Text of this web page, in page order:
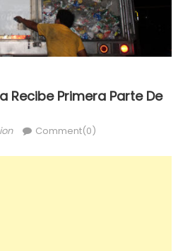
Recibe Primera Parte De
Comment(0)